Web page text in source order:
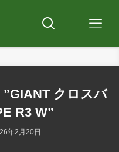
クロスバ
R3 W”
年2月20日